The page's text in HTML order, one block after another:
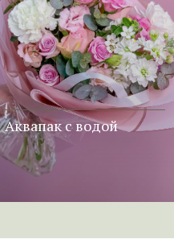
Аквапак с водой